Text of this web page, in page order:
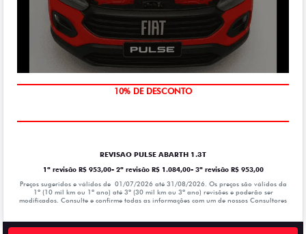
REVISAO PULSE ABARTH 1.3T
1ª revisão R$ 953,00- 2ª revisão R$ 1.084,00- 3ª revisão R$ 953,00
Preços sugeridos e válidos de 01/07/2026 até 31/08/2026. Os preços são válidos da
1º (10 mil km ou 1ª ano) até 3º (30 mil km ou 3º ano) revisões e poderão ser
modificados. Consulte e confirme todas as informações com um de nossos Consultores